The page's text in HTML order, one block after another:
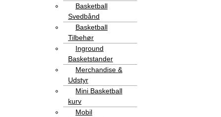
Basketball
Svedbånd
Basketball
Tilbehør
Inground
Basketstander
Merchandise &
Udstyr
Mini Basketball
kurv
Mobil